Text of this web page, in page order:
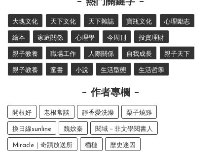
熱門關鍵字
大塊文化 天下文化 天下雜誌 寶瓶文化 心理勵志
繪本 家庭關係 心理學 今周刊 投資理財
親子教養 職場工作 人際關係 自我成長 親子天下
親子教養 童書 小說 生活型態 生活哲學
作者專欄
開根好 老根常談 靜香愛洗澡 栗子燒雞
換日線sunline 魏妏秦 閱域－非文學閱書人
Miracle｜奇蹟放送所 榴槤 歷史迷因